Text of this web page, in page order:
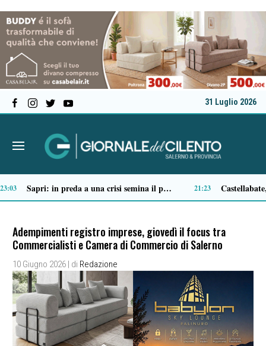
31 Luglio 2026
Ascea, nuova giunta per Sansone: Filippo Dragone vicesindaco, Egidio Criscuolo assessore ai Lavori Pubblici 14:51 Tortorella celebra la Fiera di San Basilio: tra antichi mestieri, bestiame e la musica della Bandabardò 14:49
Adempimenti registro imprese, giovedì il focus tra
Commercialisti e Camera di Commercio di Salerno
10 Giugno 2026 | di Redazione